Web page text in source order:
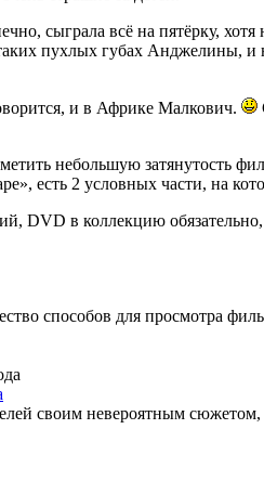
сыграла всё на пятёрку,
пухлых губах Анджелины, и
и в Африке Малкович.
небольшую затянутость
есть 2 условных части, на
DVD в коллекцию
способов для просмотра
своим невероятным